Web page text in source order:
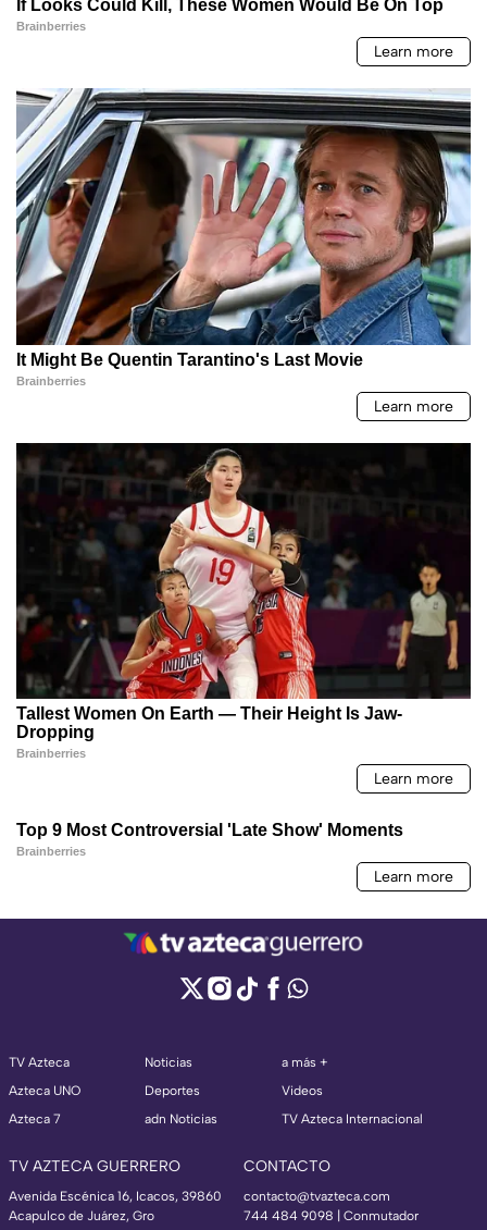
TV Azteca
Azteca UNO
Azteca 7
Noticias
Deportes
adn Noticias
a más +
Videos
TV Azteca Internacional
TV AZTECA GUERRERO
Avenida Escénica 16, Icacos, 39860
Acapulco de Juárez, Gro
CONTACTO
contacto@tvazteca.com
744 484 9098 | Conmutador